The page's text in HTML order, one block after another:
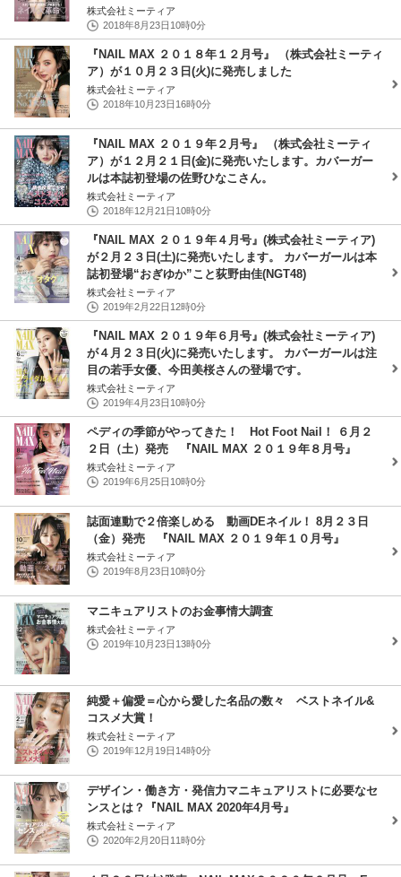
株式会社ミーティア
2018年8月23日10時0分
『NAIL MAX ２０１８年１２月号』 （株式会社ミーティ
ア）が１０月２３日(火)に発売しました
株式会社ミーティア
2018年10月23日16時0分
『NAIL MAX ２０１９年２月号』 （株式会社ミーティ
ア）が１２月２１日(金)に発売いたします。カバーガー
ルは本誌初登場の佐野ひなこさん。
株式会社ミーティア
2018年12月21日10時0分
『NAIL MAX ２０１９年４月号』(株式会社ミーティア)
が２月２３日(土)に発売いたします。 カバーガールは本
誌初登場“おぎゆか”こと荻野由佳(NGT48)
株式会社ミーティア
2019年2月22日12時0分
『NAIL MAX ２０１９年６月号』(株式会社ミーティア)
が４月２３日(火)に発売いたします。 カバーガールは注
目の若手女優、今田美桜さんの登場です。
株式会社ミーティア
2019年4月23日10時0分
ペディの季節がやってきた！ Hot Foot Nail！ ６月２
２日（土）発売 『NAIL MAX ２０１９年８月号』
株式会社ミーティア
2019年6月25日10時0分
誌面連動で２倍楽しめる 動画DEネイル！ 8月２３日
（金）発売 『NAIL MAX ２０１９年１０月号』
株式会社ミーティア
2019年8月23日10時0分
マニキュアリストのお金事情大調査
株式会社ミーティア
2019年10月23日13時0分
純愛＋偏愛＝心から愛した名品の数々 ベストネイル&
コスメ大賞！
株式会社ミーティア
2019年12月19日14時0分
デザイン・働き方・発信力マニキュアリストに必要なセ
ンスとは？『NAIL MAX 2020年4月号』
株式会社ミーティア
2020年2月20日11時0分